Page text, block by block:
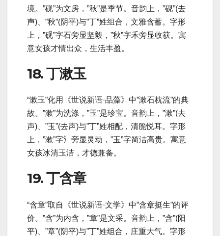
境。”砚”为文房，”秋”是季节。音韵上，”砚”(去
声)、”秋”(阴平)与”丁”姓组合，文雅含蓄。字形
上，”砚”字石旁显坚毅，”秋”字禾旁显收获。寓
意女孩才情出众，生活丰盈。
18. 丁漱玉
“漱玉”化用《世说新语·品藻》中”漱石枕流”的典
故。”漱”为洗涤，”玉”是珍宝。音韵上，”漱”(去
声)、”玉”(去声)与”丁”姓相配，清脆悦耳。字形
上，”漱”字氵旁显灵动，”玉”字简洁高贵。寓意
女孩冰清玉洁，才德兼备。
19. 丁含章
“含章”取自《世说新语·文学》中”含章挺生”的评
价。”含”为内含，”章”是文采。音韵上，”含”(阳
平)、”章”(阴平)与”丁”姓组合，庄重大气。字形